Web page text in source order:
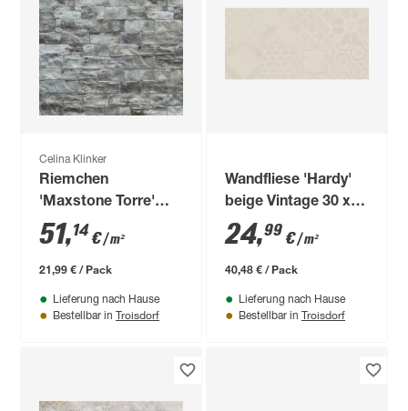
Celina Klinker
Riemchen
'Maxstone Torre'
grau
51,14€/ m²
21,99 € / Pack
Lieferung nach Hause
Bestellbar in Troisdorf
Wandfliese 'Hardy'
beige Vintage 30 x
60 cm
24,99 €/ m²
40,48 € / Pack
Lieferung nach Hause
Bestellbar in Troisdorf